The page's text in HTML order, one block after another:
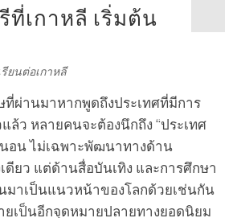
ที่เกาหลี เริ่มต้น
รียนต่อเกาหลี
านมาหากพูดถึงประเทศที่มีการ
ล้ว หลายคนจะต้องนึกถึง “ประเทศ
นอน ไม่เฉพาะพัฒนาทางด้าน
เดียว แต่ด้านสื่อบันเทิง และการศึกษา
มาเป็นแนวหน้าของโลกด้วยเช่นกัน
เป็นอีกจุดหมายปลายทางยอดนิยม